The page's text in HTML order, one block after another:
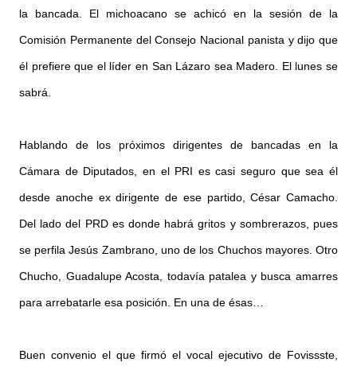
la bancada. El michoacano se achicó en la sesión de la
Comisión Permanente del Consejo Nacional panista y dijo que
él prefiere que el líder en San Lázaro sea Madero. El lunes se
sabrá.
Hablando de los próximos dirigentes de bancadas en la
Cámara de Diputados, en el PRI es casi seguro que sea él
desde anoche ex dirigente de ese partido, César Camacho.
Del lado del PRD es donde habrá gritos y sombrerazos, pues
se perfila Jesús Zambrano, uno de los Chuchos mayores. Otro
Chucho, Guadalupe Acosta, todavía patalea y busca amarres
para arrebatarle esa posición. En una de ésas…
Buen convenio el que firmó el vocal ejecutivo de Fovissste,